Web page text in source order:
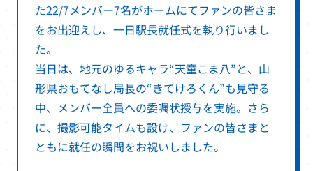
た22/7メンバー7名がホームにてファンの皆さま
をお出迎えし、一日駅長就任式を執り行いまし
た。
当日は、地元のゆるキャラ“天童こま八”と、山
形県おもてなし局長の“きてけろくん”も見守る
中、メンバー全員への委嘱状授与を実施。さら
に、撮影可能タイムも設け、ファンの皆さまと
ともに就任の瞬間をお祝いしました。